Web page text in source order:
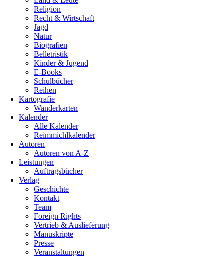
Religion
Recht & Wirtschaft
Jagd
Natur
Biografien
Belletristik
Kinder & Jugend
E-Books
Schulbücher
Reihen
Kartografie
Wanderkarten
Kalender
Alle Kalender
Reimmichlkalender
Autoren
Autoren von A-Z
Leistungen
Auftragsbücher
Verlag
Geschichte
Kontakt
Team
Foreign Rights
Vertrieb & Auslieferung
Manuskripte
Presse
Veranstaltungen